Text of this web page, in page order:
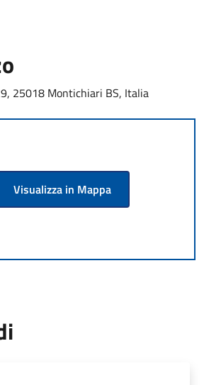
25018 Montichiari BS, Italia
Visualizza in Mappa